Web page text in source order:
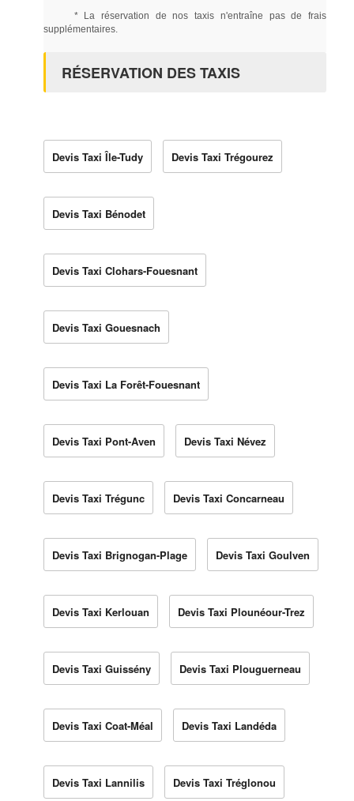
* La réservation de nos taxis n'entraîne pas de frais
supplémentaires.
RÉSERVATION DES TAXIS
Devis Taxi Île-Tudy Devis Taxi Trégourez
Devis Taxi Bénodet
Devis Taxi Clohars-Fouesnant
Devis Taxi Gouesnach
Devis Taxi La Forêt-Fouesnant
Devis Taxi Pont-Aven Devis Taxi Névez
Devis Taxi Trégunc Devis Taxi Concarneau
Devis Taxi Brignogan-Plage Devis Taxi Goulven
Devis Taxi Kerlouan Devis Taxi Plounéour-Trez
Devis Taxi Guissény Devis Taxi Plouguerneau
Devis Taxi Coat-Méal Devis Taxi Landéda
Devis Taxi Lannilis Devis Taxi Tréglonou